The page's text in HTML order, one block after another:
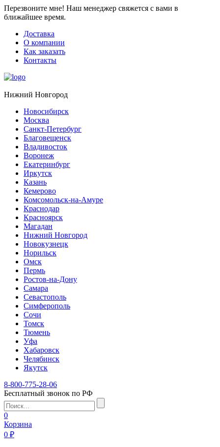
Перезвоните мне! Наш менеджер свяжется с вами в
ближайшее время.
Доставка
О компании
Как заказать
Контакты
Нижний Новгород
Новосибирск
Москва
Санкт-Петербург
Благовещенск
Владивосток
Воронеж
Екатеринбург
Иркутск
Казань
Кемерово
Комсомольск-на-Амуре
Краснодар
Красноярск
Магадан
Нижний Новгород
Новокузнецк
Норильск
Омск
Пермь
Ростов-на-Дону
Самара
Севастополь
Симферополь
Сочи
Томск
Тюмень
Уфа
Хабаровск
Челябинск
Якутск
8-800-775-28-06
Бесплатный звонок по РФ
0
Корзина
0 ₽